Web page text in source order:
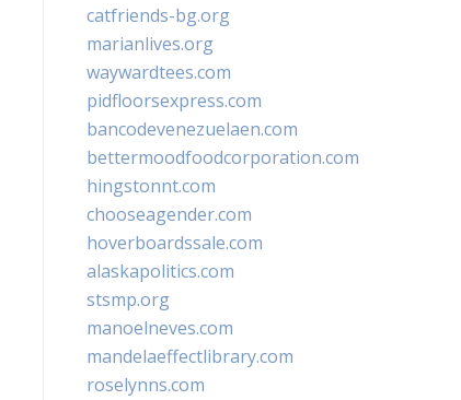
catfriends-bg.org
marianlives.org
waywardtees.com
pidfloorsexpress.com
bancodevenezuelaen.com
bettermoodfoodcorporation.com
hingstonnt.com
chooseagender.com
hoverboardssale.com
alaskapolitics.com
stsmp.org
manoelneves.com
mandelaeffectlibrary.com
roselynns.com